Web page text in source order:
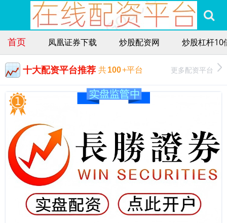
首页 凤凰证券下载 炒股配资网 炒股杠杆10
十大配资平台推荐 共100+平台 更多配资平台